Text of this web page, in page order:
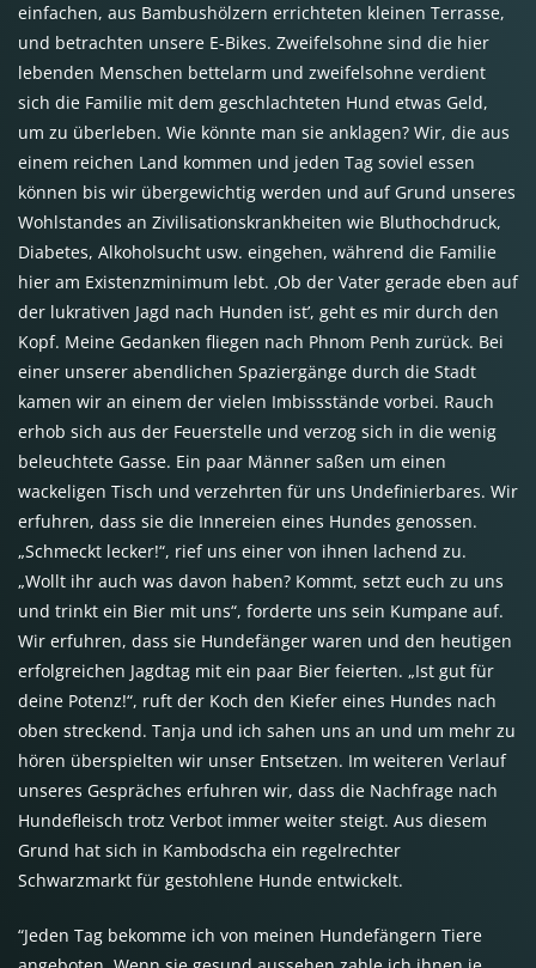
einfachen, aus Bambushölzern errichteten kleinen Terrasse,
und betrachten unsere E-Bikes. Zweifelsohne sind die hier
lebenden Menschen bettelarm und zweifelsohne verdient
sich die Familie mit dem geschlachteten Hund etwas Geld,
um zu überleben. Wie könnte man sie anklagen? Wir, die aus
einem reichen Land kommen und jeden Tag soviel essen
können bis wir übergewichtig werden und auf Grund unseres
Wohlstandes an Zivilisationskrankheiten wie Bluthochdruck,
Diabetes, Alkoholsucht usw. eingehen, während die Familie
hier am Existenzminimum lebt. ‚Ob der Vater gerade eben auf
der lukrativen Jagd nach Hunden ist’, geht es mir durch den
Kopf. Meine Gedanken fliegen nach Phnom Penh zurück. Bei
einer unserer abendlichen Spaziergänge durch die Stadt
kamen wir an einem der vielen Imbissstände vorbei. Rauch
erhob sich aus der Feuerstelle und verzog sich in die wenig
beleuchtete Gasse. Ein paar Männer saßen um einen
wackeligen Tisch und verzehrten für uns Undefinierbares. Wir
erfuhren, dass sie die Innereien eines Hundes genossen.
„Schmeckt lecker!“, rief uns einer von ihnen lachend zu.
„Wollt ihr auch was davon haben? Kommt, setzt euch zu uns
und trinkt ein Bier mit uns“, forderte uns sein Kumpane auf.
Wir erfuhren, dass sie Hundefänger waren und den heutigen
erfolgreichen Jagdtag mit ein paar Bier feierten. „Ist gut für
deine Potenz!“, ruft der Koch den Kiefer eines Hundes nach
oben streckend. Tanja und ich sahen uns an und um mehr zu
hören überspielten wir unser Entsetzen. Im weiteren Verlauf
unseres Gespräches erfuhren wir, dass die Nachfrage nach
Hundefleisch trotz Verbot immer weiter steigt. Aus diesem
Grund hat sich in Kambodscha ein regelrechter
Schwarzmarkt für gestohlene Hunde entwickelt.
“Jeden Tag bekomme ich von meinen Hundefängern Tiere